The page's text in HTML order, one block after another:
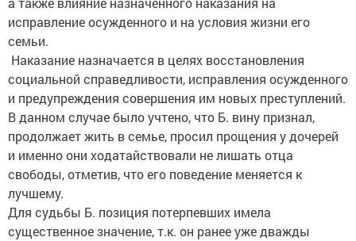
исправление осужденного и на условия жизни его
семьи.
Наказание назначается в целях восстановления
социальной справедливости, исправления осужденного
и предупреждения совершения им новых преступлений.
В данном случае было учтено, что Б. вину признал,
продолжает жить в семье, просил прощения у дочерей
и именно они ходатайствовали не лишать отца
свободы, отметив, что его поведение меняется к
лучшему.
Для судьбы Б. позиция потерпевших имела
существенное значение, т.к. он ранее уже дважды